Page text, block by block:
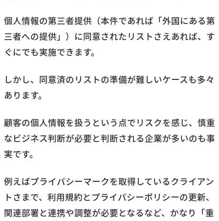
トでしたが利用可能でした。
開設時期：2021年11月（ID:5xx-xxx-xx49 アライアン
総運用額：290,660円
カスタマーマッチ：○
もっとも新しいアカウントで、利用金額が基準を満た
していませんでしたが、こちらも利用可能となってい
ました。
開設時期：2012年2月（ID：7xx-xxx-xx20 弊社管理）
総運用額：2,226,076円
カスタマーマッチ：×
個人情報の第三者提供（本件であれば「外国にある第
三者への提供」）に同意されたリストさえあれば、す
ぐにでも実施できます。
しかし、同意済のリストの準備が難しいケースも多々
あります。
顧客の個人情報を扱うという点でリスクを感じ、慎重
なビジネス判断が必要と判断される企業が多いのも事
実です。
例えばプライバシーマークを取得しているクライアン
トさまで、利用規約とプライバシーポリシーの更新、
関連部署と連携や調整が必要となるなど、かなり「重